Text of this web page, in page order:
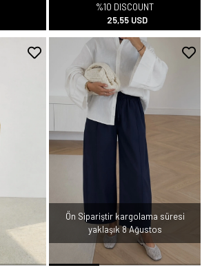
%10 DISCOUNT
25,55 USD
Ön Sipariştir kargolama süresi
yaklaşık 8 Ağustos